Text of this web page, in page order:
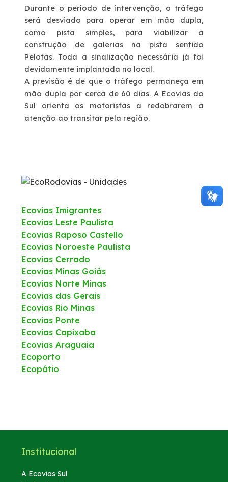
Deficiente Auditivo e de Fala
Fale Conosco
Dúvidas
Fornecedores
Durante o período de intervenção, o tráfego
será desviado para operar em mão dupla,
como pista simples, para viabilizar a
construção de galerias na pista sentido
Pelotas. Toda a sinalização necessária já foi
devidamente implantada no local.
A previsão é de que o tráfego permaneça em
mão dupla por cerca de 60 dias. A Ecovias do
Sul orienta os motoristas a redobrarem a
atenção ao transitar pela região.
Ecovias Imigrantes
Ecovias Leste Paulista
Ecovias Raposo Castello
Ecovias Noroeste Paulista
Ecovias Cerrado
Ecovias Minas Goiás
Ecovias Norte Minas
Ecovias das Gerais
Ecovias Rio Minas
Ecovias Ponte
Ecovias Capixaba
Ecovias Araguaia
Ecoporto
Ecopátio
Institucional
A Ecovias Sul